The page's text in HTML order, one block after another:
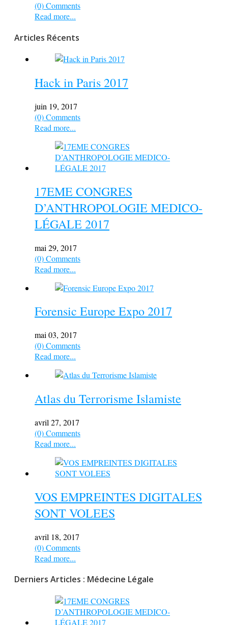
(0) Comments
Read more...
Articles Récents
Hack in Paris 2017
juin 19, 2017
(0) Comments
Read more...
17EME CONGRES
D’ANTHROPOLOGIE MEDICO-
LÉGALE 2017
mai 29, 2017
(0) Comments
Read more...
Forensic Europe Expo 2017
mai 03, 2017
(0) Comments
Read more...
Atlas du Terrorisme Islamiste
avril 27, 2017
(0) Comments
Read more...
VOS EMPREINTES DIGITALES
SONT VOLEES
avril 18, 2017
(0) Comments
Read more...
Derniers Articles : Médecine Légale